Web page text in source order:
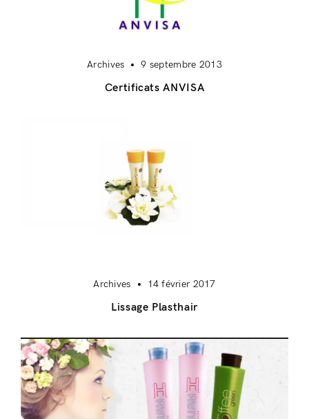
Archives 9 septembre 2013
Certificats ANVISA
Archives 14 février 2017
Lissage Plasthair